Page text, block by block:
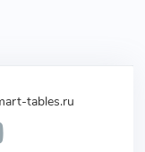
tables.ru